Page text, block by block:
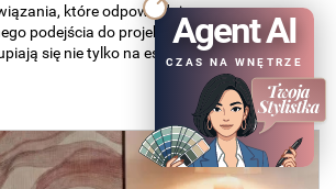
które odpowiadają na rosnące
podejścia do projektowania łazienek.
się nie tylko na estetyce, ale także na
Agent AI
CZAS NA WNĘTRZE